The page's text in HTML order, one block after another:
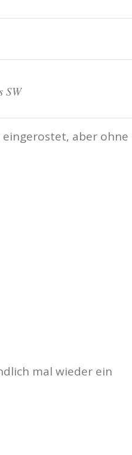
SW
eingerostet, aber ohne
mal wieder ein